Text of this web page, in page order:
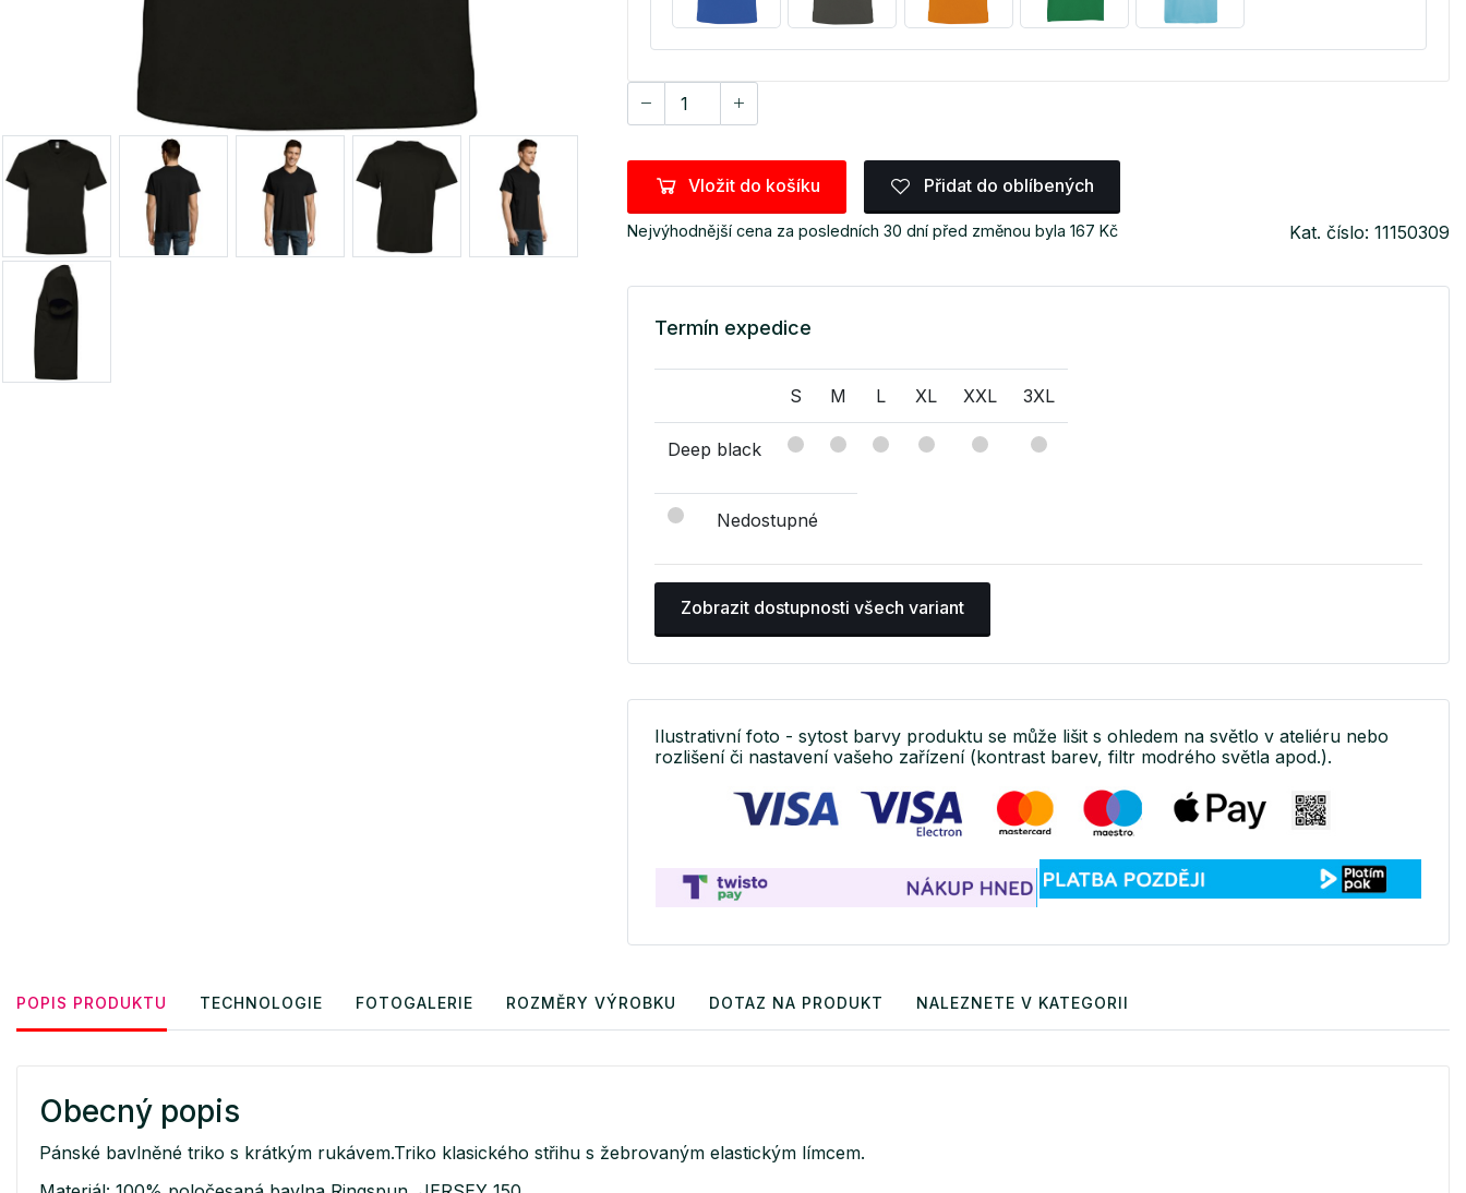
Vložit do košíku Přidat do oblíbených
Nejvýhodnější cena za posledních 30 dní před změnou byla 167 Kč Kat. číslo: 11150309
Termín expedice
S M L XL XXL 3XL
Deep black
Nedostupné
Zobrazit dostupnosti všech variant
Ilustrativní foto - sytost barvy produktu se může lišit s ohledem na světlo v ateliéru nebo
rozlišení či nastavení vašeho zařízení (kontrast barev, filtr modrého světla apod.).
POPIS PRODUKTU TECHNOLOGIE FOTOGALERIE ROZMĚRY VÝROBKU DOTAZ NA PRODUKT NALEZNETE V KATEGORII
Obecný popis
Pánské bavlněné triko s krátkým rukávem.Triko klasického střihu s žebrovaným elastickým límcem.